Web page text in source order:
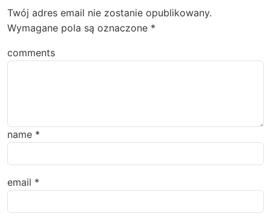
Twój adres email nie zostanie opublikowany.
Wymagane pola są oznaczone *
comments
name *
email *